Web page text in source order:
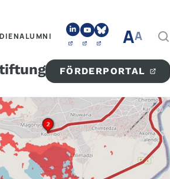
ALUMNI AA
FÖRDERPORTAL